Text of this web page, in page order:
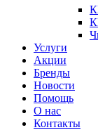
Услуги
Акции
Бренды
Новости
Помощь
О нас
Контакты